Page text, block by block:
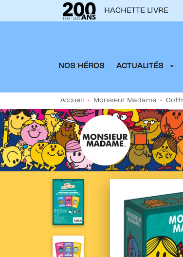
MENU
HACHETTE LIVRE
NOS HÉROS ACTUALITÉS arrow_drop_down
Accueil • Monsieur Madame •